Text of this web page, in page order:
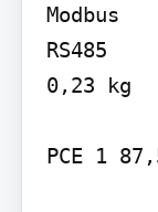
Modbus
RS485
0,23 kg
PCE 1